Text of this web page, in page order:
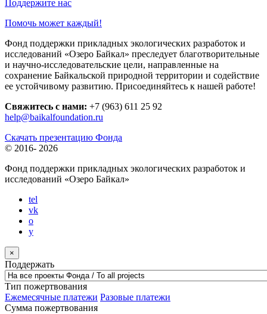
Поддержите нас
Помочь может каждый!
Фонд поддержки прикладных экологических разработок и
исследований «Озеро Байкал» преследует благотворительные
и научно-исследовательские цели, направленные на
сохранение Байкальской природной территории и содействие
ее устойчивому развитию. Присоединяйтесь к нашей работе!
Свяжитесь с нами: +7 (963) 611 25 92
help@baikalfoundation.ru
Скачать презентацию Фонда
© 2016- 2026
Фонд поддержки прикладных экологических разработок и
исследований «Озеро Байкал»
tel
vk
o
y
×
Поддержать
Тип пожертвования
Ежемесячные платежи Разовые платежи
Сумма пожертвования